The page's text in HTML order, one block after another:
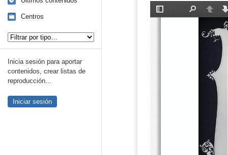
Centros
Inicia sesión para aportar
contenidos, crear listas de
reproducción...
Iniciar sesión